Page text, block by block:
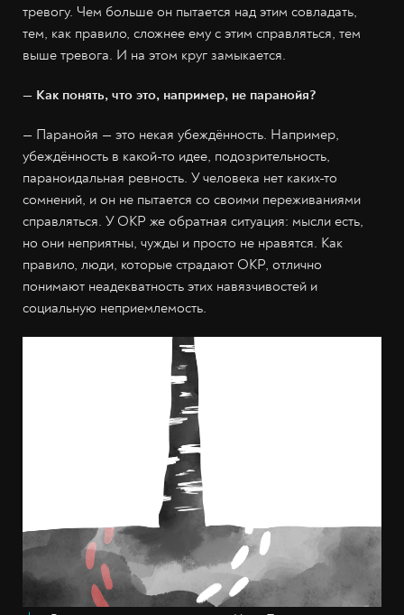
тревогу. Чем больше он пытается над этим совладать,
тем, как правило, сложнее ему с этим справляться, тем
выше тревога. И на этом круг замыкается.
— Как понять, что это, например, не паранойя?
— Паранойя — это некая убеждённость. Например,
убеждённость в какой-то идее, подозрительность,
параноидальная ревность. У человека нет каких-то
сомнений, и он не пытается со своими переживаниями
справляться. У ОКР же обратная ситуация: мысли есть,
но они неприятны, чужды и просто не нравятся. Как
правило, люди, которые страдают ОКР, отлично
понимают неадекватность этих навязчивостей и
социальную неприемлемость.